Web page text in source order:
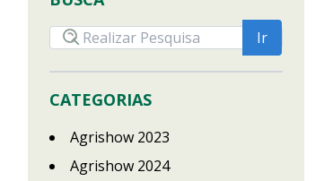
CATEGORIAS
Agrishow 2023
Agrishow 2024